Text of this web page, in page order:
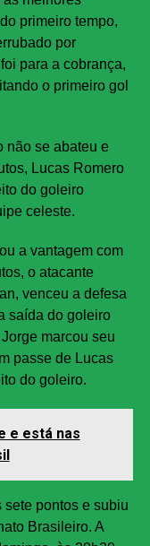
primeiro tempo,
por
para a cobrança,
o primeiro gol
não se abateu e
Lucas Romero
do goleiro
celeste.
a vantagem com
o atacante
venceu a defesa
saída do goleiro
marcou seu
passe de Lucas
do goleiro.
e está nas
pontos e subiu
Brasileiro. A